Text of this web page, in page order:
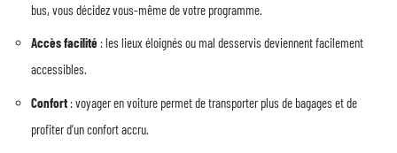
bus, vous décidez vous-même de votre programme.
Accès facilité : les lieux éloignés ou mal desservis deviennent facilement
accessibles.
Confort : voyager en voiture permet de transporter plus de bagages et de
profiter d’un confort accru.